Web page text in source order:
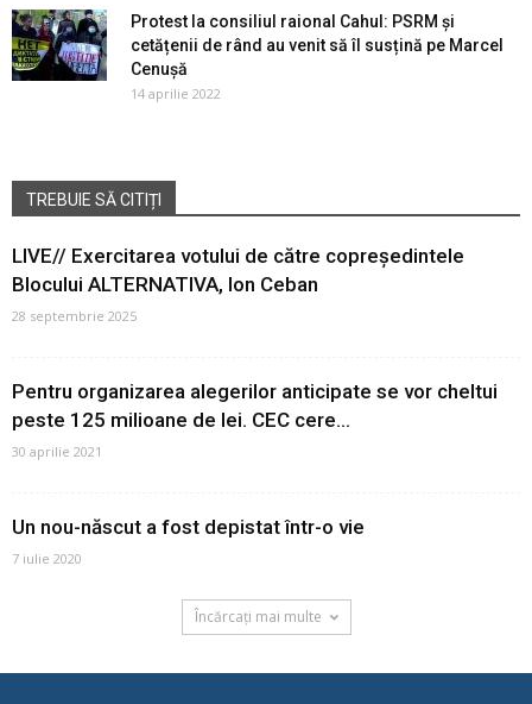
Protest la consiliul raional Cahul: PSRM și
cetățenii de rând au venit să îl susțină pe Marcel
Cenușă
14 aprilie 2022
TREBUIE SĂ CITIȚI
LIVE// Exercitarea votului de către copreședintele
Blocului ALTERNATIVA, Ion Ceban
28 septembrie 2025
Pentru organizarea alegerilor anticipate se vor cheltui
peste 125 milioane de lei. CEC cere...
30 aprilie 2021
Un nou-născut a fost depistat într-o vie
7 iulie 2020
Încărcați mai multe